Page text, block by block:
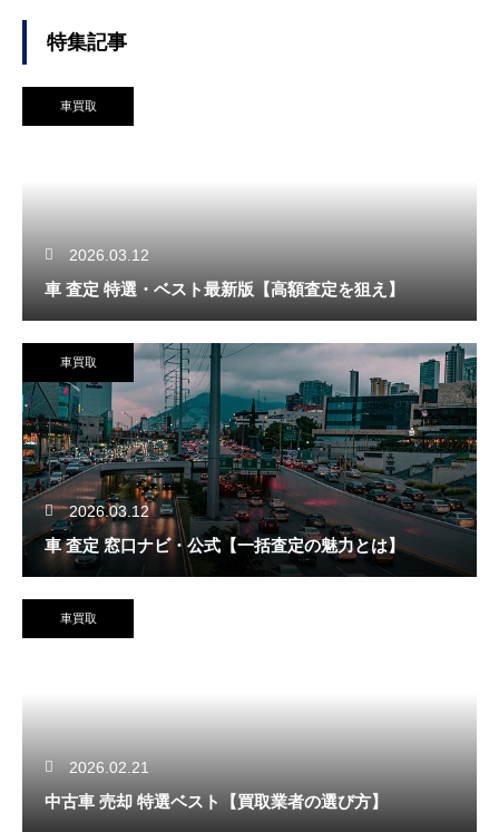
特集記事
車買取
2026.03.12
車 査定 特選・ベスト最新版【高額査定を狙え】
車買取
2026.03.12
車 査定 窓口ナビ・公式【一括査定の魅力とは】
車買取
2026.02.21
中古車 売却 特選ベスト【買取業者の選び方】